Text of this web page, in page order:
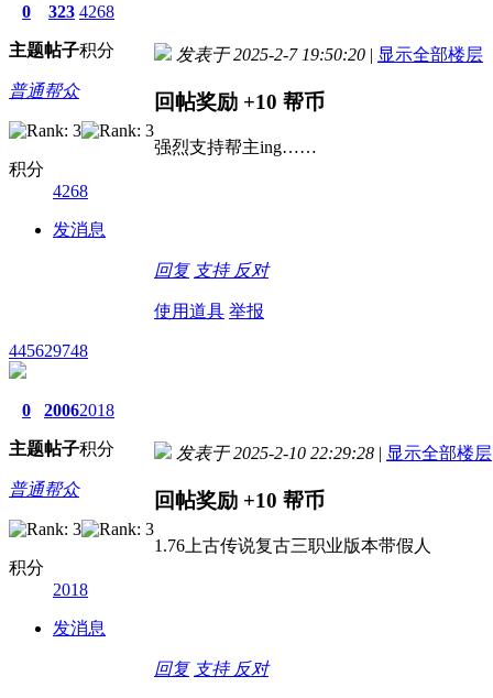
0
主题
323
帖子
4268
积分
普通帮众
积分
4268
发消息
发表于 2025-2-7 19:50:20 | 显示全部楼层
回帖奖励 +10 帮币
强烈支持帮主ing……
回复 支持 反对
使用道具 举报
445629748
0
主题
2006
帖子
2018
积分
普通帮众
积分
2018
发消息
发表于 2025-2-10 22:29:28 | 显示全部楼层
回帖奖励 +10 帮币
1.76上古传说复古三职业版本带假人
回复 支持 反对